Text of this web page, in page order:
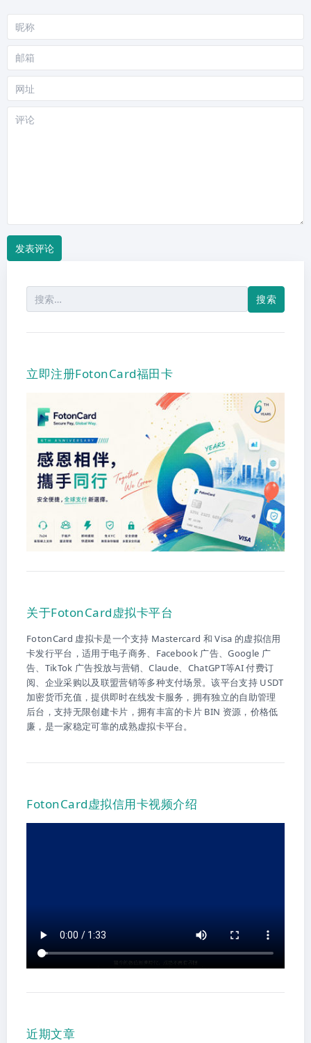
评
昵
称
邮
箱
网
站
索：
立即注册FotonCard福田卡
关于FotonCard虚拟卡平台
FotonCard 虚拟卡是一个支持 Mastercard 和 Visa 的虚拟信用
卡发行平台，适用于电子商务、Facebook 广告、Google 广
告、TikTok 广告投放与营销、Claude、ChatGPT等AI 付费订
阅、企业采购以及联盟营销等多种支付场景。该平台支持 USDT
加密货币充值，提供即时在线发卡服务，拥有独立的自助管理
后台，支持无限创建卡片，拥有丰富的卡片 BIN 资源，价格低
廉，是一家稳定可靠的成熟虚拟卡平台。
FotonCard虚拟信用卡视频介绍
近期文章